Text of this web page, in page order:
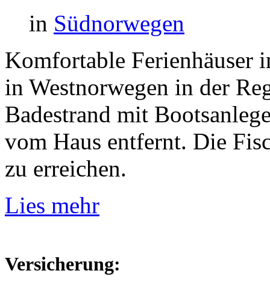
in Südnorwegen
Komfortable Ferienhäuser
in Westnorwegen in der
Badestrand mit
vom Haus entfernt. Die
zu erreichen.
Lies mehr
Versicherung: